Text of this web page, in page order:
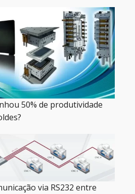
50% de produtividade
via RS232 entre